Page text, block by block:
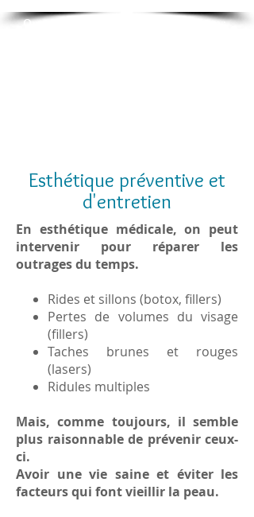
Quartier Européen & Quartier Basilique:
Esthétique préventive et
d'entretien
En esthétique médicale, on peut
intervenir pour réparer les
outrages du temps.
Rides et sillons (botox, fillers)
Pertes de volumes du visage
(fillers)
Taches brunes et rouges
(lasers)
Ridules multiples
Mais, comme toujours, il semble
plus raisonnable de prévenir ceux-
ci.
Avoir une vie saine et éviter les
facteurs qui font vieillir la peau.